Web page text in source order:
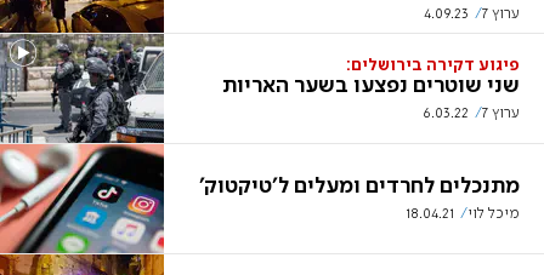
ערוץ 7 4.09.23
פיגוע דקירה בירושלים:
שני שוטרים נפצעו בשער האריות
ערוץ 7 6.03.22
מתנכלים לחרדים ומעלים ל'טיקטוק'
מיכל לוי 18.04.21